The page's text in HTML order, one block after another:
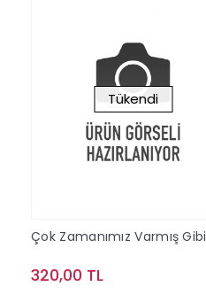
Tükendi
Çok Zamanımız Varmış Gibi
320,00 TL